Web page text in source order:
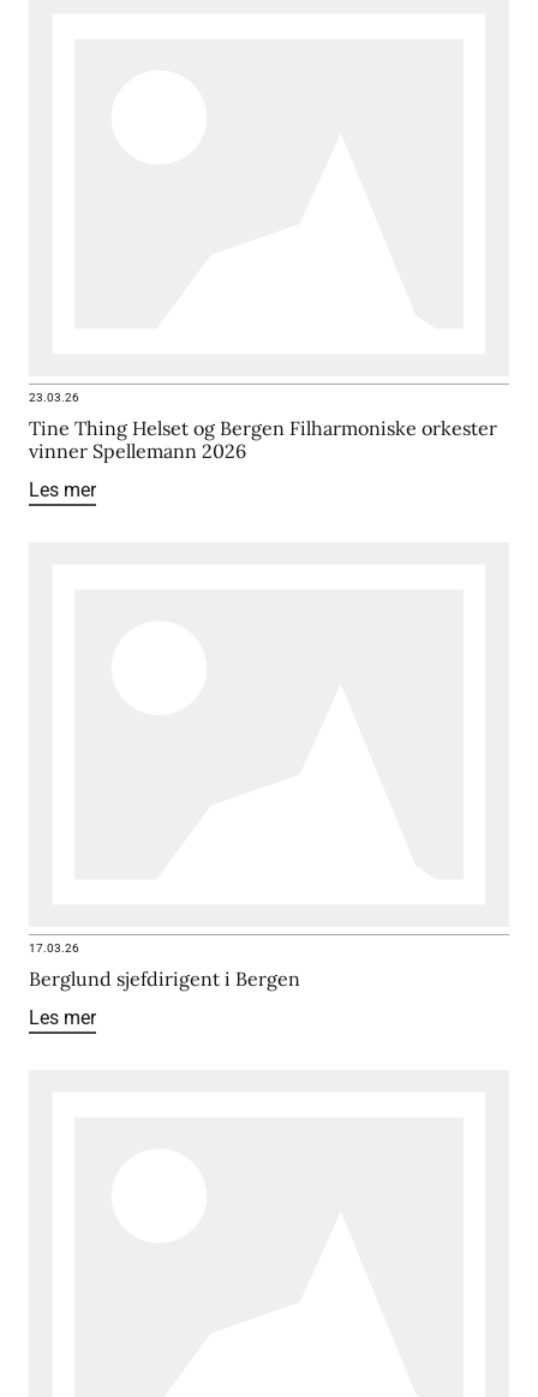
23.03.26
Tine Thing Helset og Bergen Filharmoniske orkester
vinner Spellemann 2026
Les mer
17.03.26
Berglund sjefdirigent i Bergen
Les mer